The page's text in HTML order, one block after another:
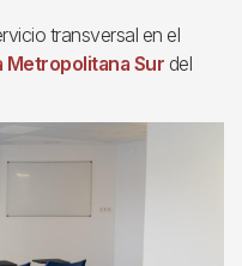
transversal en el
Metropolitana Sur del